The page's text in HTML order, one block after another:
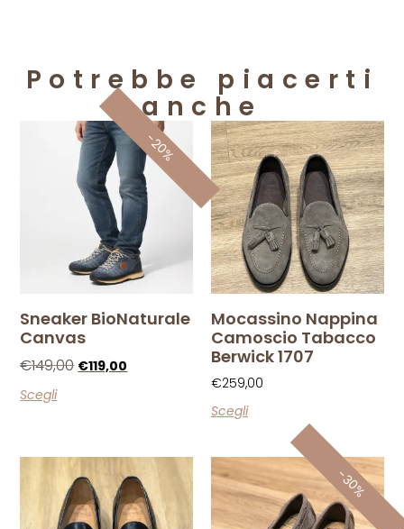
Potrebbe piacerti
anche
-20%
Sneaker BioNaturale
Canvas
€149,00 €119,00
Scegli
Mocassino Nappina
Camoscio Tabacco
Berwick 1707
€259,00
Scegli
-30%